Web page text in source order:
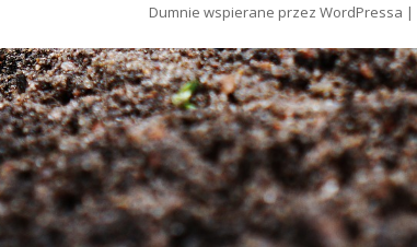
Dumnie wspierane przez WordPressa |